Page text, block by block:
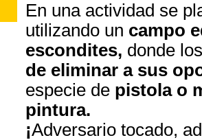
En una actividad se
utilizando un campo
escondites, donde
de eliminar a sus
especie de pistola o
pintura.
¡Adversario tocado,